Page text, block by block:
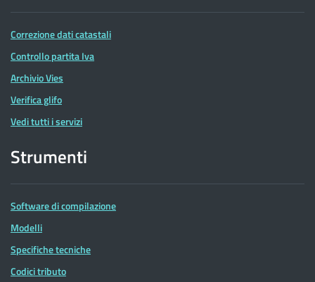
Correzione dati catastali
Controllo partita Iva
Archivio Vies
Verifica glifo
Vedi tutti i servizi
Strumenti
Software di compilazione
Modelli
Specifiche tecniche
Codici tributo